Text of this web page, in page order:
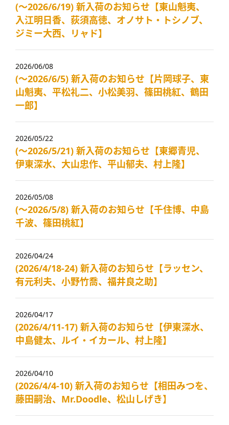
(～2026/6/19) 新入荷のお知らせ【東山魁夷、
入江明日香、荻須高徳、オノサト・トシノブ、
ジミー大西、リャド】
2026/06/08
(～2026/6/5) 新入荷のお知らせ【片岡球子、東
山魁夷、平松礼二、小松美羽、篠田桃紅、鶴田
一郎】
2026/05/22
(～2026/5/21) 新入荷のお知らせ【東郷青児、
伊東深水、大山忠作、平山郁夫、村上隆】
2026/05/08
(～2026/5/8) 新入荷のお知らせ【千住博、中島
千波、篠田桃紅】
2026/04/24
(2026/4/18-24) 新入荷のお知らせ【ラッセン、
有元利夫、小野竹喬、福井良之助】
2026/04/17
(2026/4/11-17) 新入荷のお知らせ【伊東深水、
中島健太、ルイ・イカール、村上隆】
2026/04/10
(2026/4/4-10) 新入荷のお知らせ【相田みつを、
藤田嗣治、Mr.Doodle、松山しげき】